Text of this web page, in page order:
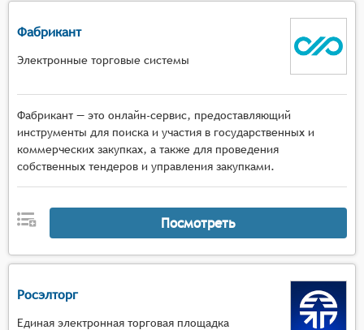
Фабрикант
Электронные торговые системы
Фабрикант — это онлайн-сервис, предоставляющий
инструменты для поиска и участия в государственных и
коммерческих закупках, а также для проведения
собственных тендеров и управления закупками.
Посмотреть
Росэлторг
Единая электронная торговая площадка